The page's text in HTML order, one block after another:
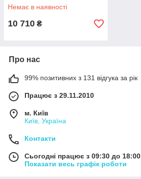
Немає в наявності
10 710 ₴
Про нас
99% позитивних з 131 відгука за рік
Працює з 29.11.2010
м. Київ
Київ, Україна
Контакти
Сьогодні працює з 09:30 до 18:00
Показати весь графік роботи